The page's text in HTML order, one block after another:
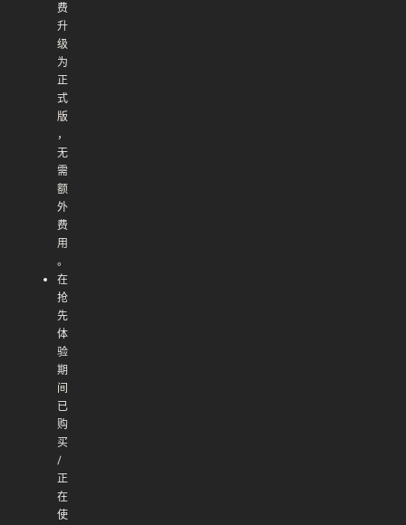
费
升
级
为
正
式
版
，
无
需
额
外
费
用
。
在
抢
先
体
验
期
间
已
购
买
/
正
在
使